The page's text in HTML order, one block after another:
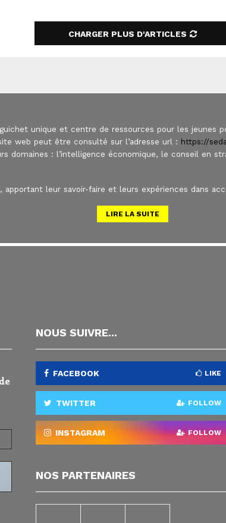
CHARGER PLUS D'ARTICLES
unique et centre de ressources pour les
web peut être consulté sur l’adresse url : https://
domaines : l’intelligence économique, le conseil en
leur savoir-faire et leurs expériences dans
LIRE LA SUITE
NOUS SUIVRE...
FACEBOOK LIKE
TWITTER FOLLOW
INSTAGRAM FOLLOW
NOS PARTENAIRES